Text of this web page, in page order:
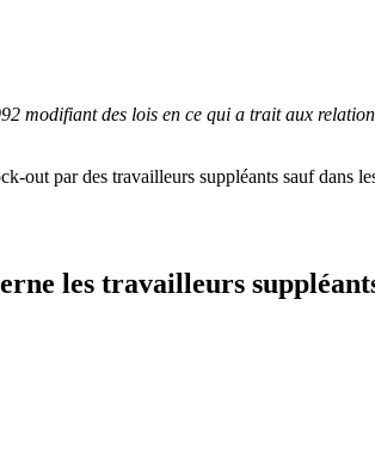
modifiant des lois en ce qui a trait aux
par des travailleurs suppléants sauf dans
les travailleurs